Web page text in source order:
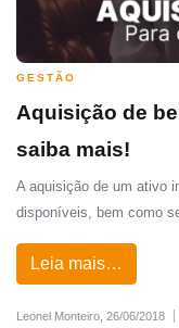
GESTÃO
Aquisição de
saiba mais!
A aquisição de um ativo
disponíveis, bem como
Leia mais…
Leonel Monteiro, 26/06/2018